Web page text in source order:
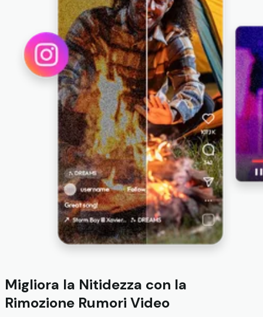
Migliora la Nitidezza con la
Rimozione Rumori Video